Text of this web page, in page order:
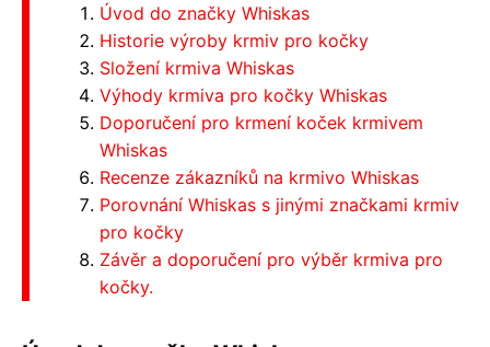
Úvod do značky Whiskas
Historie výroby krmiv pro kočky
Složení krmiva Whiskas
Výhody krmiva pro kočky Whiskas
Doporučení pro krmení koček krmivem
Whiskas
Recenze zákazníků na krmivo Whiskas
Porovnání Whiskas s jinými značkami krmiv
pro kočky
Závěr a doporučení pro výběr krmiva pro
kočky.